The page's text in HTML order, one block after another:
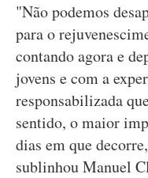
"Não podemos
para o
contando agora e
jovens e com a
responsabilizada
sentido, o maior
dias em que
sublinhou Manuel